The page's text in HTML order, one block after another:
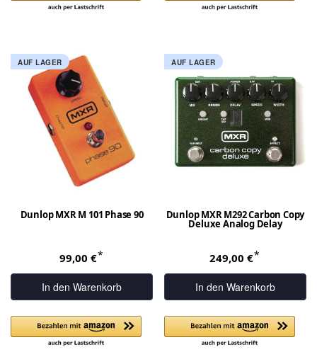
AUF LAGER
Dunlop MXR M 101 Phase 90
99,00 €*
In den Warenkorb
AUF LAGER
Dunlop MXR M292 Carbon Copy
Deluxe Analog Delay
249,00 €*
In den Warenkorb